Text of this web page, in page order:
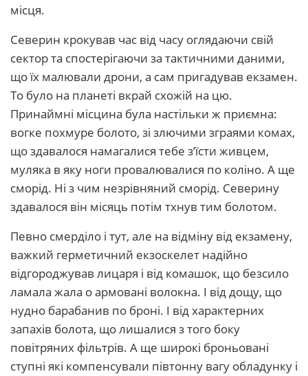
місця.
Северин крокував час від часу оглядаючи свій
сектор та спостерігаючи за тактичними даними,
що їх малювали дрони, а сам пригадував екзамен.
То було на планеті вкрай схожій на цю.
Принаймні місцина була настільки ж приємна:
вогке похмуре болото, зі злючими зграями комах,
що здавалося намагалися тебе з’їсти живцем,
муляка в яку ноги провалювалися по коліно. А ще
сморід. Ні з чим незрівняний сморід. Северину
здавалося він місяць потім тхнув тим болотом.
Певно смерділо і тут, але на відміну від екзамену,
важкий герметичний екзоскелет надійно
відгороджував лицаря і від комашок, що безсило
ламала жала о армовані волокна. І від дощу, що
нудно барабанив по броні. І від характерних
запахів болота, що лишалися з того боку
повітряних фільтрів. А ще широкі броньовані
ступні які компенсували півтонну вагу обладунку і